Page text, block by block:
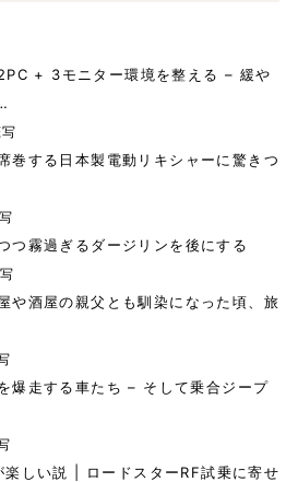
+ 3モニター環境を整える – 緩や
巻する日本製電動リキシャーに驚きつ
つ霧過ぎるダージリンを後にする
や酒屋の親父とも馴染になった頃、旅
爆走する車たち – そして乗合ジープ
しい説 | ロードスターRF試乗に寄せ